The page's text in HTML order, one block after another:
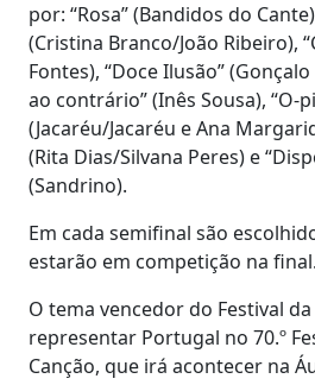
por: “Rosa” (Bandidos do
(Cristina Branco/João Ribeiro),
Fontes), “Doce Ilusão”
ao contrário” (Inês Sousa), “O-
(Jacaréu/Jacaréu e Ana
(Rita Dias/Silvana Peres) e
(Sandrino).
Em cada semifinal são
estarão em competição na final.
O tema vencedor do Festival
representar Portugal no 70.º
Canção, que irá acontecer na